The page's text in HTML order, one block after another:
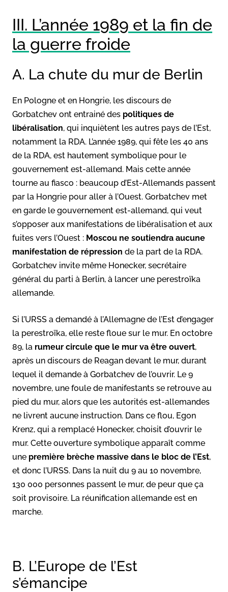
III. L’année 1989 et la fin de
la guerre froide
A. La chute du mur de Berlin
En Pologne et en Hongrie, les discours de
Gorbatchev ont entrainé des politiques de
libéralisation, qui inquiètent les autres pays de l’Est,
notamment la RDA. L’année 1989, qui fête les 40 ans
de la RDA, est hautement symbolique pour le
gouvernement est-allemand. Mais cette année
tourne au fiasco : beaucoup d’Est-Allemands passent
par la Hongrie pour aller à l’Ouest. Gorbatchev met
en garde le gouvernement est-allemand, qui veut
s’opposer aux manifestations de libéralisation et aux
fuites vers l’Ouest : Moscou ne soutiendra aucune
manifestation de répression de la part de la RDA.
Gorbatchev invite même Honecker, secrétaire
général du parti à Berlin, à lancer une perestroïka
allemande.
Si l’URSS a demandé à l’Allemagne de l’Est d’engager
la perestroïka, elle reste floue sur le mur. En octobre
89, la rumeur circule que le mur va être ouvert,
après un discours de Reagan devant le mur, durant
lequel il demande à Gorbatchev de l’ouvrir. Le 9
novembre, une foule de manifestants se retrouve au
pied du mur, alors que les autorités est-allemandes
ne livrent aucune instruction. Dans ce flou, Egon
Krenz, qui a remplacé Honecker, choisit d’ouvrir le
mur. Cette ouverture symbolique apparaît comme
une première brèche massive dans le bloc de l’Est,
et donc l’URSS. Dans la nuit du 9 au 10 novembre,
130 000 personnes passent le mur, de peur que ça
soit provisoire. La réunification allemande est en
marche.
B. L’Europe de l’Est
s’émancipe